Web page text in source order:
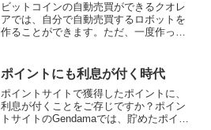
ビットコインの自動売買ができるクオレ
アでは、自分で自動売買するロボットを
作ることができます。ただ、一度作った
します。まだクオレアにアカウントが無
い人は、ここから無料で作...
ポイントにも利息が付く時代
ポイントサイトで獲得したポイントに、
利息が付くことをご存じですか？ポイン
トサイトのGendamaでは、貯めたポイン